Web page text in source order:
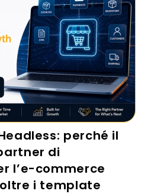
perché il
di
l’e-commerce
i template